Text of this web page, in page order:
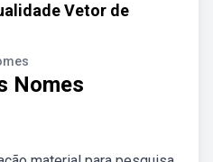
Vetor de
Nomes